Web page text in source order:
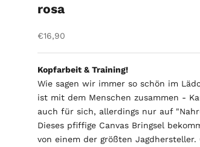
rosa
Angebot
€16,90
Kopfarbeit & Training!
Wie sagen wir immer so schön im
ist mit dem Menschen zusammen -
auch für sich, allerdings nur auf
Dieses pfiffige Canvas Bringsel
von einem der größten Jagdhersteller.